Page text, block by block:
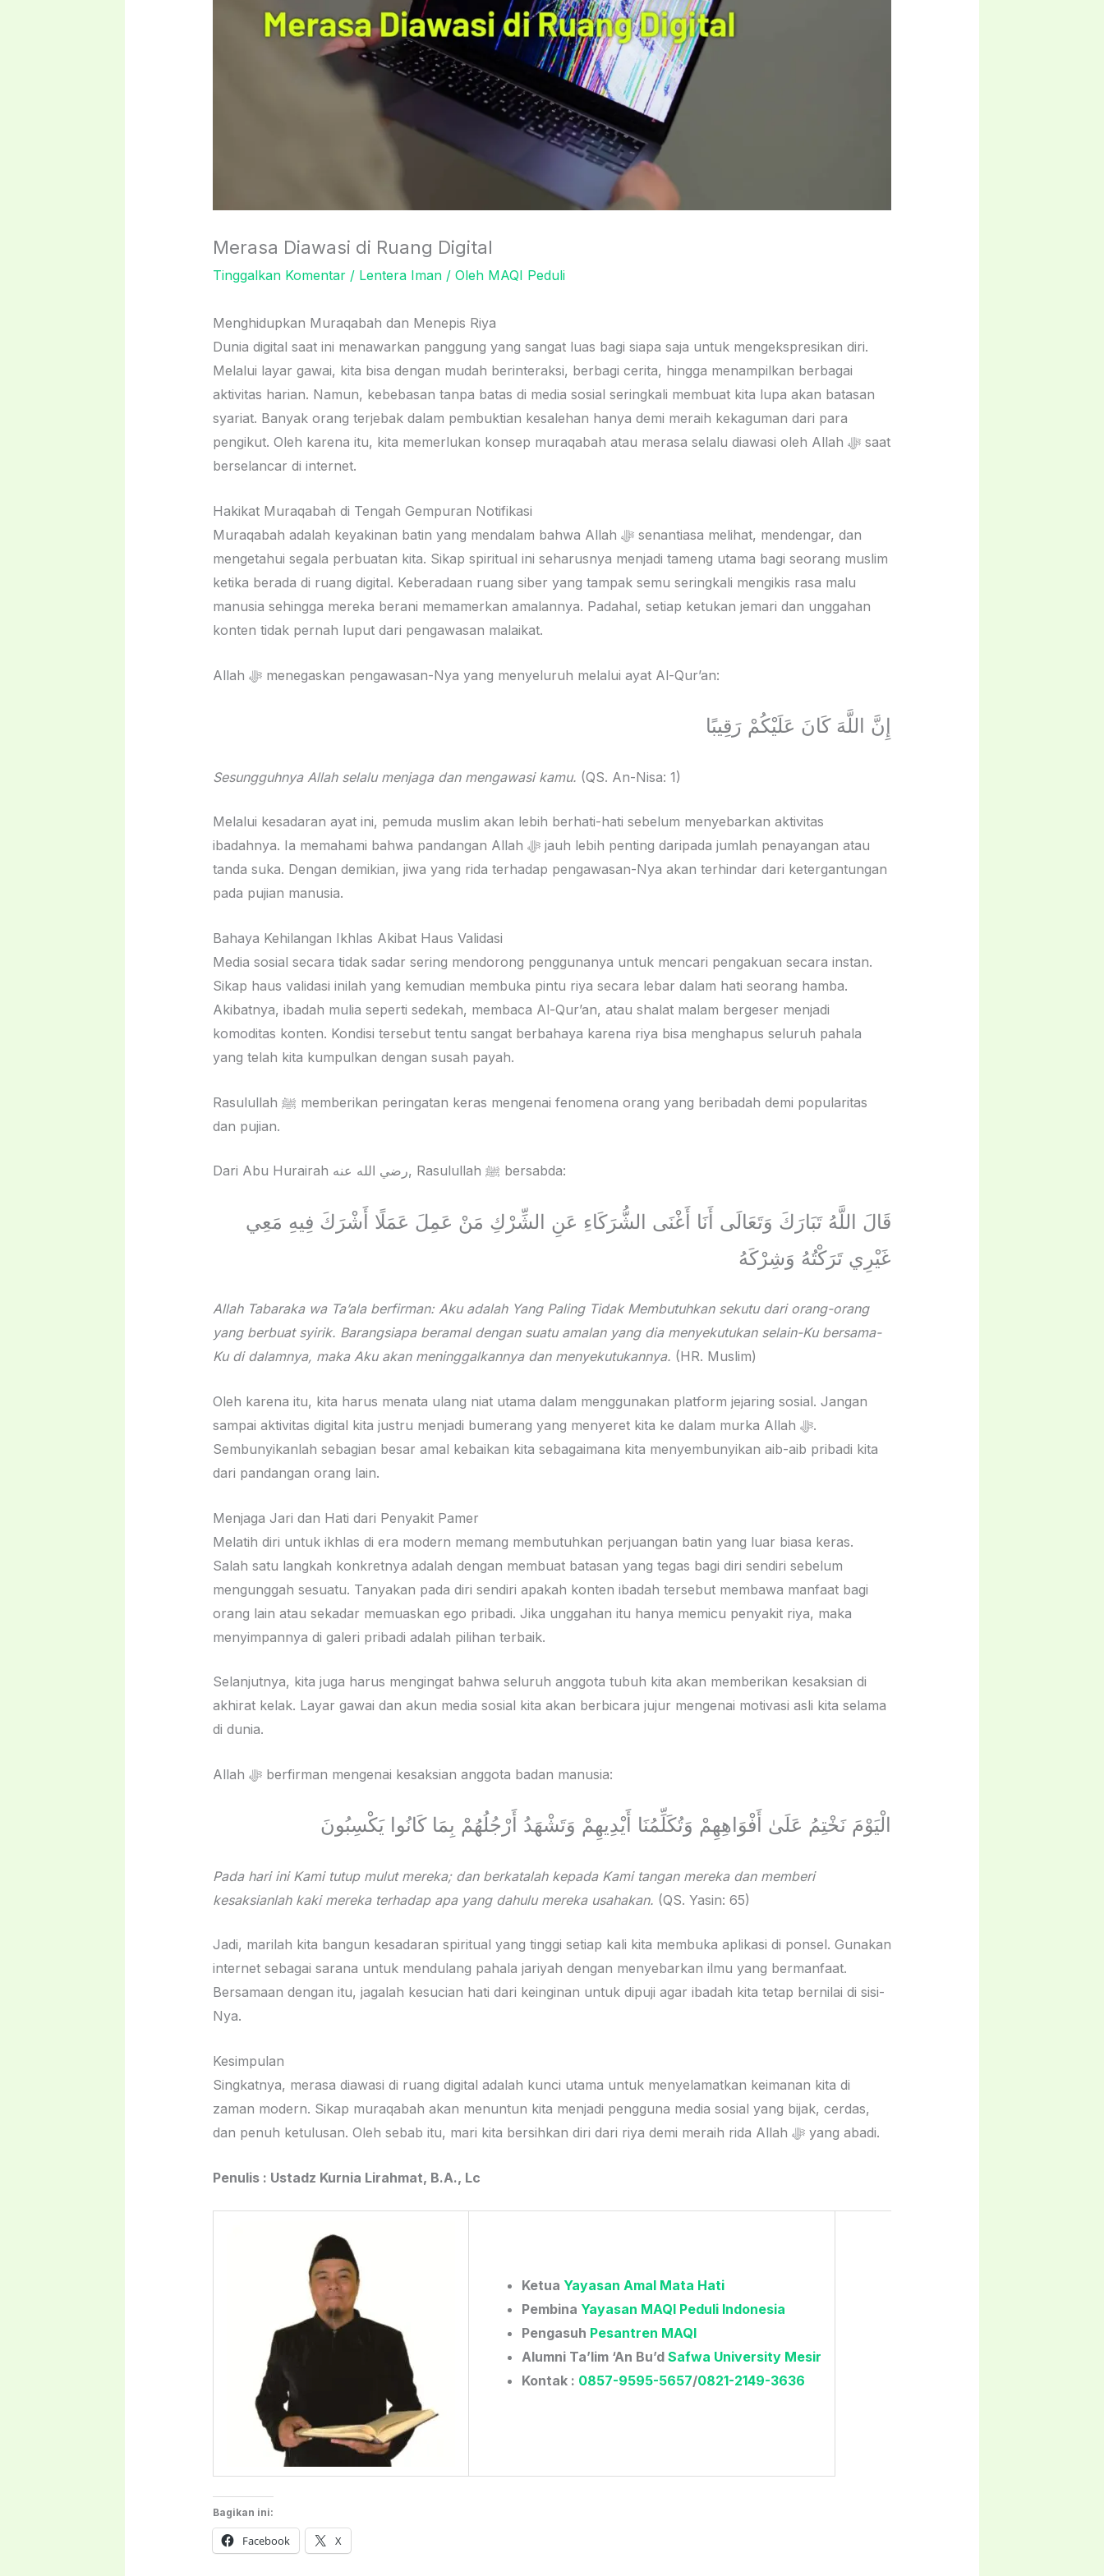
Merasa Diawasi di Ruang Digital
Tinggalkan Komentar / Lentera Iman/ Oleh MAQI Peduli
Menghidupkan Muraqabah dan Menepis Riya
Dunia digital saat ini menawarkan panggung yang sangat luas bagi siapa saja untuk mengekspresikan diri.
Melalui layar gawai, kita bisa dengan mudah berinteraksi, berbagi cerita, hingga menampilkan berbagai
aktivitas harian. Namun, kebebasan tanpa batas di media sosial seringkali membuat kita lupa akan batasan
syariat. Banyak orang terjebak dalam pembuktian kesalehan hanya demi meraih kekaguman dari para
pengikut. Oleh karena itu, kita memerlukan konsep muraqabah atau merasa selalu diawasi oleh Allah ﷻ saat
berselancar di internet.
Hakikat Muraqabah di Tengah Gempuran Notifikasi
Muraqabah adalah keyakinan batin yang mendalam bahwa Allah ﷻ senantiasa melihat, mendengar, dan
mengetahui segala perbuatan kita. Sikap spiritual ini seharusnya menjadi tameng utama bagi seorang muslim
ketika berada di ruang digital. Keberadaan ruang siber yang tampak semu seringkali mengikis rasa malu
manusia sehingga mereka berani memamerkan amalannya. Padahal, setiap ketukan jemari dan unggahan
konten tidak pernah luput dari pengawasan malaikat.
Allah ﷻ menegaskan pengawasan-Nya yang menyeluruh melalui ayat Al-Qur’an:
إِنَّ اللَّهَ كَانَ عَلَيْكُمْ رَقِيبًا
Sesungguhnya Allah selalu menjaga dan mengawasi kamu. (QS. An-Nisa: 1)
Melalui kesadaran ayat ini, pemuda muslim akan lebih berhati-hati sebelum menyebarkan aktivitas
ibadahnya. Ia memahami bahwa pandangan Allah ﷻ jauh lebih penting daripada jumlah penayangan atau
tanda suka. Dengan demikian, jiwa yang rida terhadap pengawasan-Nya akan terhindar dari ketergantungan
pada pujian manusia.
Bahaya Kehilangan Ikhlas Akibat Haus Validasi
Media sosial secara tidak sadar sering mendorong penggunanya untuk mencari pengakuan secara instan.
Sikap haus validasi inilah yang kemudian membuka pintu riya secara lebar dalam hati seorang hamba.
Akibatnya, ibadah mulia seperti sedekah, membaca Al-Qur’an, atau shalat malam bergeser menjadi
komoditas konten. Kondisi tersebut tentu sangat berbahaya karena riya bisa menghapus seluruh pahala
yang telah kita kumpulkan dengan susah payah.
Rasulullah ﷺ memberikan peringatan keras mengenai fenomena orang yang beribadah demi popularitas
dan pujian.
Dari Abu Hurairah رضي الله عنه, Rasulullah ﷺ bersabda:
قَالَ اللَّهُ تَبَارَكَ وَتَعَالَى أَنَا أَغْنَى الشُّرَكَاءِ عَنِ الشِّرْكِ مَنْ عَمِلَ عَمَلًا أَشْرَكَ فِيهِ مَعِي
غَيْرِي تَرَكْتُهُ وَشِرْكَهُ
Allah Tabaraka wa Ta’ala berfirman: Aku adalah Yang Paling Tidak Membutuhkan sekutu dari orang-orang
yang berbuat syirik. Barangsiapa beramal dengan suatu amalan yang dia menyekutukan selain-Ku bersama-
Ku di dalamnya, maka Aku akan meninggalkannya dan menyekutukannya. (HR. Muslim)
Oleh karena itu, kita harus menata ulang niat utama dalam menggunakan platform jejaring sosial. Jangan
sampai aktivitas digital kita justru menjadi bumerang yang menyeret kita ke dalam murka Allah ﷻ.
Sembunyikanlah sebagian besar amal kebaikan kita sebagaimana kita menyembunyikan aib-aib pribadi kita
dari pandangan orang lain.
Menjaga Jari dan Hati dari Penyakit Pamer
Melatih diri untuk ikhlas di era modern memang membutuhkan perjuangan batin yang luar biasa keras.
Salah satu langkah konkretnya adalah dengan membuat batasan yang tegas bagi diri sendiri sebelum
mengunggah sesuatu. Tanyakan pada diri sendiri apakah konten ibadah tersebut membawa manfaat bagi
orang lain atau sekadar memuaskan ego pribadi. Jika unggahan itu hanya memicu penyakit riya, maka
menyimpannya di galeri pribadi adalah pilihan terbaik.
Selanjutnya, kita juga harus mengingat bahwa seluruh anggota tubuh kita akan memberikan kesaksian di
akhirat kelak. Layar gawai dan akun media sosial kita akan berbicara jujur mengenai motivasi asli kita selama
di dunia.
Allah ﷻ berfirman mengenai kesaksian anggota badan manusia:
الْيَوْمَ نَخْتِمُ عَلَىٰ أَفْوَاهِهِمْ وَتُكَلِّمُنَا أَيْدِيهِمْ وَتَشْهَدُ أَرْجُلُهُمْ بِمَا كَانُوا يَكْسِبُونَ
Pada hari ini Kami tutup mulut mereka; dan berkatalah kepada Kami tangan mereka dan memberi
kesaksianlah kaki mereka terhadap apa yang dahulu mereka usahakan. (QS. Yasin: 65)
Jadi, marilah kita bangun kesadaran spiritual yang tinggi setiap kali kita membuka aplikasi di ponsel. Gunakan
internet sebagai sarana untuk mendulang pahala jariyah dengan menyebarkan ilmu yang bermanfaat.
Bersamaan dengan itu, jagalah kesucian hati dari keinginan untuk dipuji agar ibadah kita tetap bernilai di sisi-
Nya.
Kesimpulan
Singkatnya, merasa diawasi di ruang digital adalah kunci utama untuk menyelamatkan keimanan kita di
zaman modern. Sikap muraqabah akan menuntun kita menjadi pengguna media sosial yang bijak, cerdas,
dan penuh ketulusan. Oleh sebab itu, mari kita bersihkan diri dari riya demi meraih rida Allah ﷻ yang abadi.
Penulis : Ustadz Kurnia Lirahmat, B.A., Lc
Ketua Yayasan Amal Mata Hati
Pembina Yayasan MAQI Peduli Indonesia
Pengasuh Pesantren MAQI
Alumni Ta’lim ‘An Bu’d Safwa University Mesir
Kontak : 0857-9595-5657/0821-2149-3636
Bagikan ini:
Facebook X